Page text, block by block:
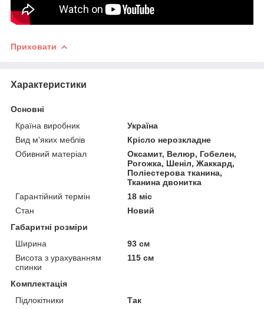
Приховати
Характеристики
Основні
Країна виробник
Україна
Вид м'яких меблів
Крісло нерозкладне
Обивний матеріал
Оксамит, Велюр, Гобелен,
Рогожка, Шеніл, Жаккард,
Поліестерова тканина,
Тканина двонитка
Гарантійний термін
18 міс
Стан
Новий
Габаритні розміри
Ширина
93 см
Висота з урахуванням
спинки
115 см
Комплектація
Підлокітники
Так